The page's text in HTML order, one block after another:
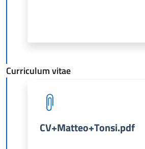
Curriculum vitae
CV+Matteo+Tonsi.pdf